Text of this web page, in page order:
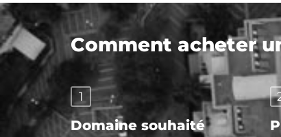
Comment acheter
1
Domaine souhaité